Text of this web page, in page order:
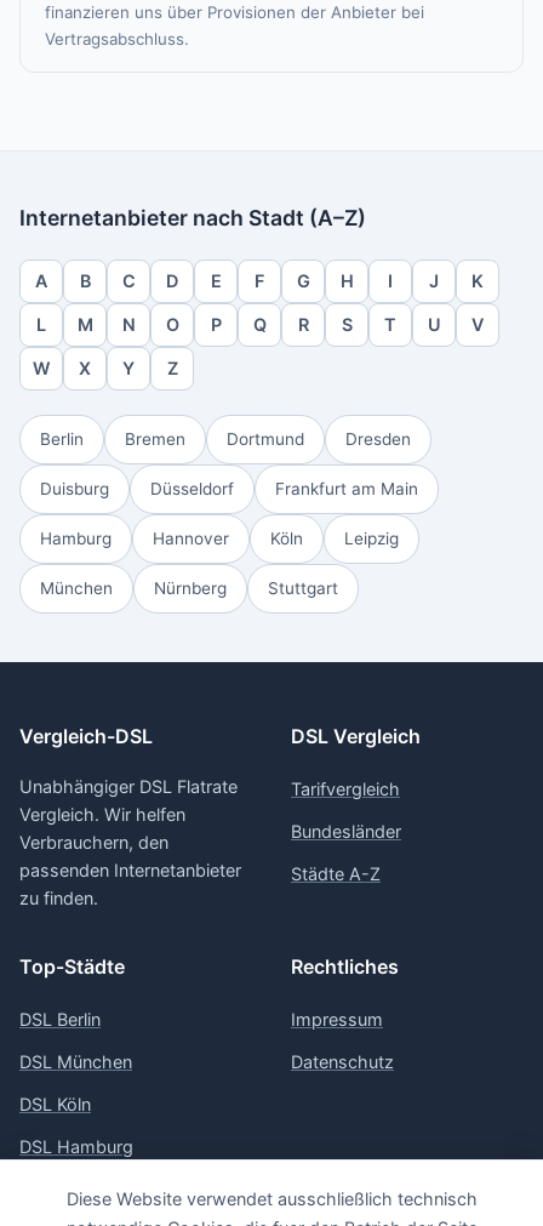
finanzieren uns über Provisionen der Anbieter bei
Vertragsabschluss.
Internetanbieter nach Stadt (A–Z)
A B C D E F G H I J K
L M N O P Q R S T U V
W X Y Z
Berlin Bremen Dortmund Dresden
Duisburg Düsseldorf Frankfurt am Main
Hamburg Hannover Köln Leipzig
München Nürnberg Stuttgart
Vergleich-DSL
Unabhängiger DSL Flatrate
Vergleich. Wir helfen
Verbrauchern, den
passenden Internetanbieter
zu finden.
DSL Vergleich
Tarifvergleich
Bundesländer
Städte A-Z
Top-Städte
DSL Berlin
DSL München
DSL Köln
DSL Hamburg
DSL Frankfurt
Rechtliches
Impressum
Datenschutz
Diese Website verwendet ausschließlich technisch